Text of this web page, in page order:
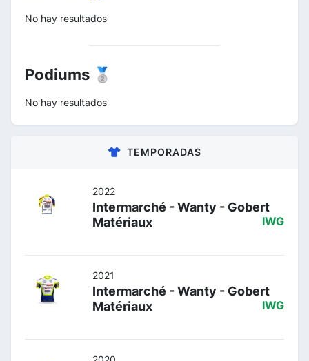
No hay resultados
Podiums 🥈
No hay resultados
TEMPORADAS
2022
Intermarché - Wanty - Gobert
Matériaux
IWG
2021
Intermarché - Wanty - Gobert
Matériaux
IWG